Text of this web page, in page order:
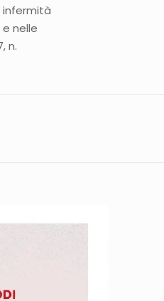
infermità
nelle
n.